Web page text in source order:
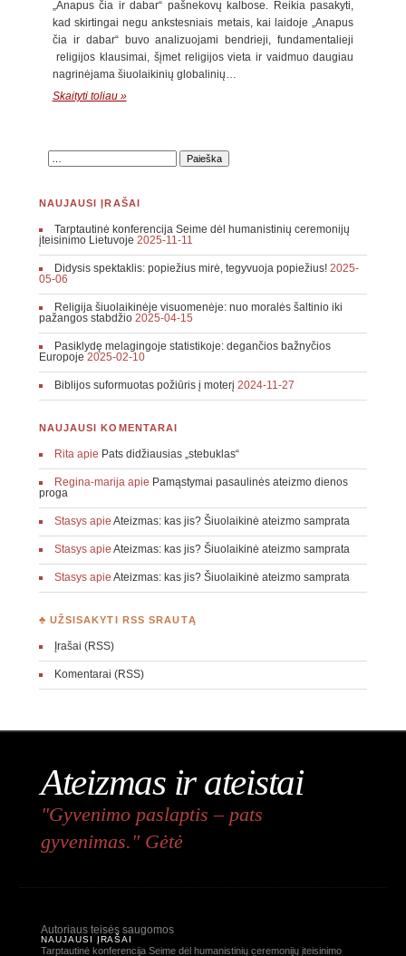
„Anapus čia ir dabar“ pašnekovų kalbose. Reikia pasakyti,
kad skirtingai negu ankstesniais metais, kai laidoje „Anapus
čia ir dabar“ buvo analizuojami bendrieji, fundamentalieji
religijos klausimai, šįmet religijos vieta ir vaidmuo daugiau
nagrinėjama šiuolaikinių globalinių…
Skaityti toliau »
NAUJAUSI ĮRAŠAI
Tarptautinė konferencija Seime dėl humanistinių ceremonijų
įteisinimo Lietuvoje 2025-11-11
Didysis spektaklis: popiežius mirė, tegyvuoja popiežius! 2025-
05-06
Religija šiuolaikinėje visuomenėje: nuo moralės šaltinio iki
pažangos stabdžio 2025-04-15
Pasiklydę melagingoje statistikoje: degančios bažnyčios
Europoje 2025-02-10
Biblijos suformuotas požiūris į moterį 2024-11-27
NAUJAUSI KOMENTARAI
Ritaapie Pats didžiausias „stebuklas“
Regina-marijaapie Pamąstymai pasaulinės ateizmo dienos
proga
Stasysapie Ateizmas: kas jis? Šiuolaikinė ateizmo samprata
Stasysapie Ateizmas: kas jis? Šiuolaikinė ateizmo samprata
Stasysapie Ateizmas: kas jis? Šiuolaikinė ateizmo samprata
♣ UŽSISAKYTI RSS SRAUTĄ
Įrašai (RSS)
Komentarai (RSS)
Ateizmas ir ateistai
"Gyvenimo paslaptis – pats
gyvenimas." Gėtė
Autoriaus teisės saugomos
NAUJAUSI ĮRAŠAI
Tarptautinė konferencija Seime dėl humanistinių ceremonijų įteisinimo